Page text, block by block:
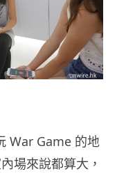
War Game 的地
場來說都算大，